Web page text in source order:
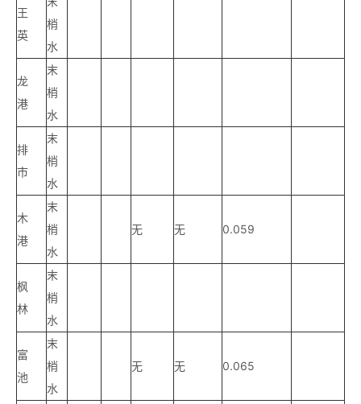
王
英
梢
水
龙
港
末
梢
水
排
市
末
梢
水
木
港
末
梢
水
无 无 0.059
枫
林
末
梢
水
富
池
末
梢
水
无 无 0.065